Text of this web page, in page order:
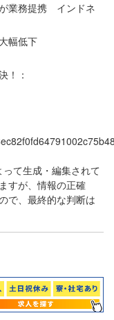
業務提携 インドネ
幅低下
！：
て生成・編集されて
すが、情報の正確
で、最終的な判断は